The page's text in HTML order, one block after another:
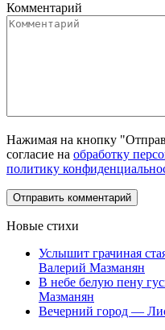
Комментарий
Нажимая на кнопку
согласие на обработку
политику
Новые стихи
Услышит грачиная
Валерий Мазманян
В небе белую пену
Мазманян
Вечерний город —